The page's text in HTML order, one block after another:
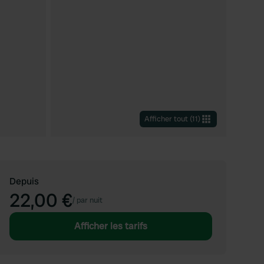
Afficher tout (11)
Depuis
22,00 €/ par nuit
Afficher les tarifs